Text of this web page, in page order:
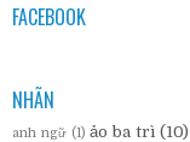
FACEBOOK
NHÃN
anh ngữ (1) ảo ba trì (10)